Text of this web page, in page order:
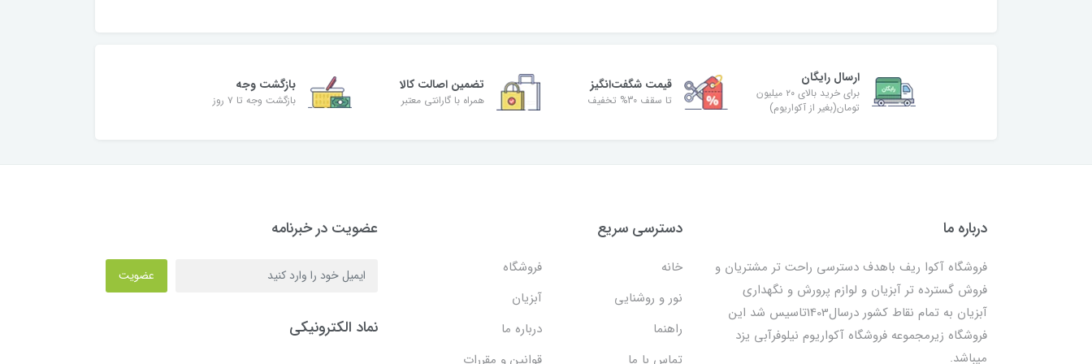
ارسال رایگان
برای خرید بالای ۲۰ میلیون
تومان(بغیر از آکواریوم)
قیمت شگفت‌انگیز
تا سقف 30% تخفیف
تضمین اصالت کالا
همراه با گارانتی معتبر
بازگشت وجه
بازگشت وجه تا ۷ روز
درباره ما
فروشگاه آکوا ریف باهدف دسترسی راحت تر مشتریان و
فروش گسترده تر آبزیان و لوازم پرورش و نگهداری
آبزیان به تمام نقاط کشور درسال1403تاسیس شد این
فروشگاه زیرمجموعه فروشگاه آکواریوم نیلوفرآبی یزد
میباشد.
دسترسی سریع
خانه
فروشگاه
نور و روشنایی
آبزیان
راهنما
درباره ما
تماس با ما
قوانین و مقررات
عضویت در خبرنامه
عضویت
نماد الکترونیکی